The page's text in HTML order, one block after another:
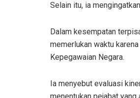
Selain itu, ia
Dalam kesempatan
memerlukan waktu
Kepegawaian Negara.
Ia menyebut evaluasi